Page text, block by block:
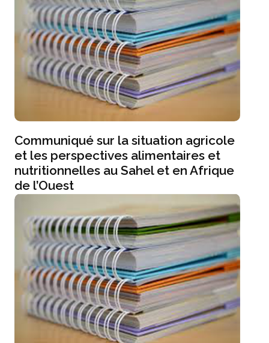
Communiqué sur la situation agricole
et les perspectives alimentaires et
nutritionnelles au Sahel et en Afrique
de l’Ouest